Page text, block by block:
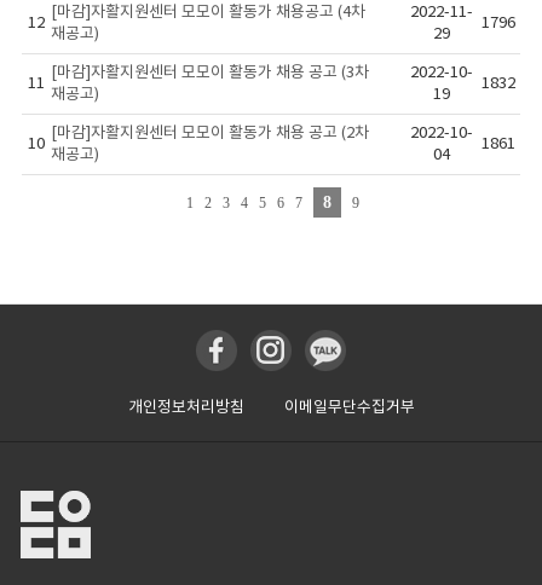
12
[마감]자활지원센터 모모이 활동가 채용공고 (4차
재공고)
2022-11-
29
1796
11
[마감]자활지원센터 모모이 활동가 채용 공고 (3차
재공고)
2022-10-
19
1832
10
[마감]자활지원센터 모모이 활동가 채용 공고 (2차
재공고)
2022-10-
04
1861
1 2 3 4 5 6 7 8 9
개인정보처리방침 이메일무단수집거부